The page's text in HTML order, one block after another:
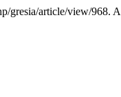
gresia/article/view/968.